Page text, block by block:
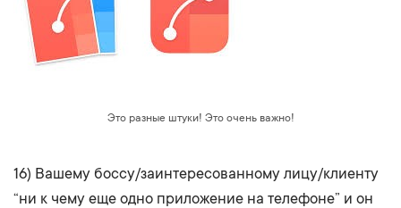
Это разные штуки! Это очень важно!
16) Вашему боссу/заинтересованному лицу/клиенту
“ни к чему еще одно приложение на телефоне” и он